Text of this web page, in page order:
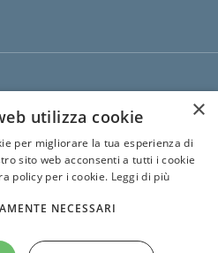
- Pec:
×
utilizza cookie
per migliorare la tua esperienza di
sito web acconsenti a tutti i cookie
policy per i cookie. Leggi di più
NECESSARI